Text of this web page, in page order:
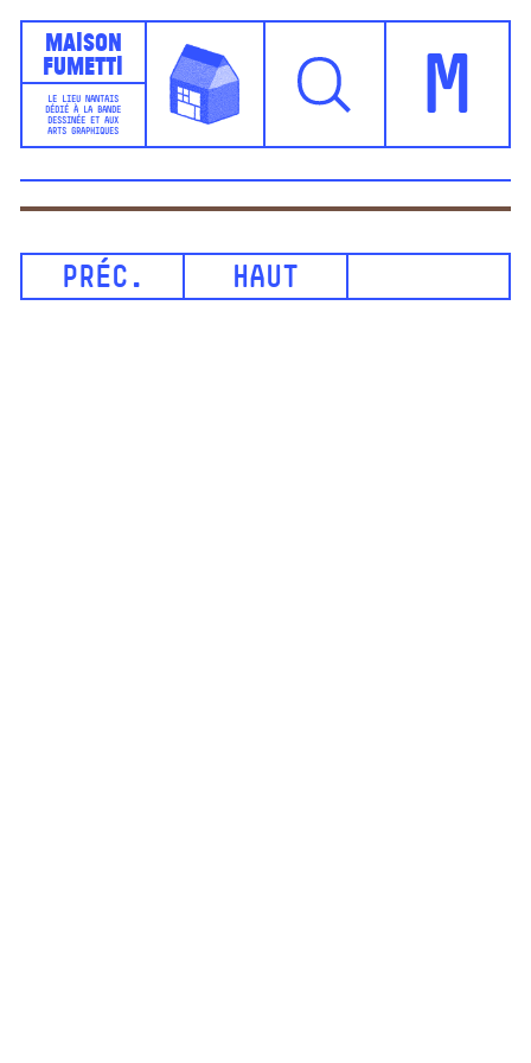
Maison
Fumetti
LE LIEU NANTAIS
DÉDIÉ À LA BANDE
DESSINÉE ET AUX
ARTS GRAPHIQUES
M
PRÉC. HAUT